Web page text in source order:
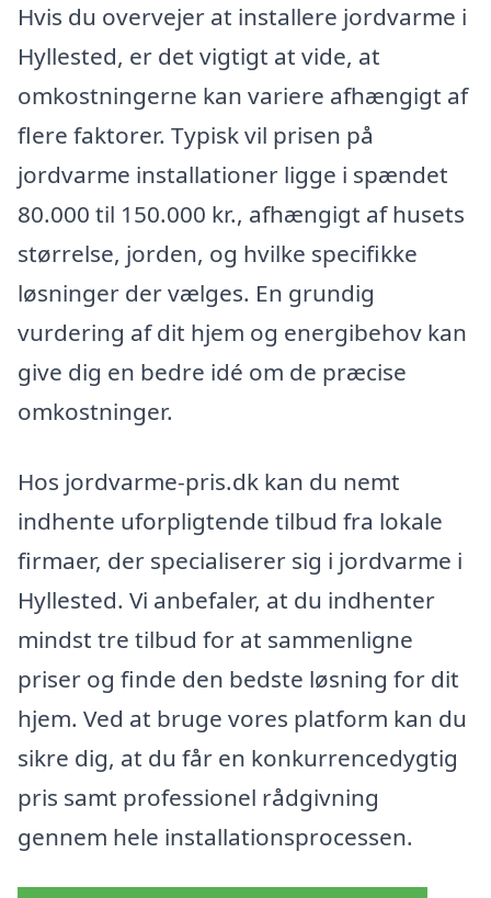
Hvis du overvejer at installere jordvarme i
Hyllested, er det vigtigt at vide, at
omkostningerne kan variere afhængigt af
flere faktorer. Typisk vil prisen på
jordvarme installationer ligge i spændet
80.000 til 150.000 kr., afhængigt af husets
størrelse, jorden, og hvilke specifikke
løsninger der vælges. En grundig
vurdering af dit hjem og energibehov kan
give dig en bedre idé om de præcise
omkostninger.
Hos jordvarme-pris.dk kan du nemt
indhente uforpligtende tilbud fra lokale
firmaer, der specialiserer sig i jordvarme i
Hyllested. Vi anbefaler, at du indhenter
mindst tre tilbud for at sammenligne
priser og finde den bedste løsning for dit
hjem. Ved at bruge vores platform kan du
sikre dig, at du får en konkurrencedygtig
pris samt professionel rådgivning
gennem hele installationsprocessen.